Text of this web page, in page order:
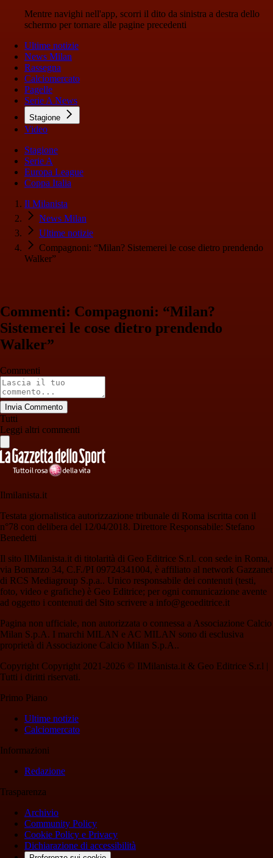
Mentre navighi nell'app, scorri il dito da sinistra a destra dello
schermo per tornare alle pagine precedenti
Ultime notizie
News Milan
Rassegna
Calciomercato
Pagelle
Serie A News
Stagione
Video
Stagione
Serie A
Europa League
Coppa Italia
Il Milanista
News Milan
Ultime notizie
Compagnoni: “Milan? Sistemerei le cose dietro prendendo
Walker”
Commenti: Compagnoni: “Milan?
Sistemerei le cose dietro prendendo
Walker”
Commenti
Invia Commento
Tutti
Leggi altri commenti
Ilmilanista.it
Testata giornalistica autorizzazione tribunale di Roma iscritta con il
n°78 con delibera del 12/04/2018. Direttore Responsabile: Stefano
Benedetti
Il sito IlMilanista.it di titolarità di Geo Editrice S.r.l. con sede in Roma,
via Bomarzo 34, C.F./PI 09724341004, è affiliato al network Gazzanet
di RCS Mediagroup S.p.a.. Unico responsabile dei contenuti (testi,
foto, video e grafiche) è Geo Editrice; per ogni comunicazione avente
ad oggetto i contenuti del Sito scrivere a info@geoeditrice.it
Pagina non ufficiale, non autorizzata o connessa a Associazione Calcio
Milan S.p.A. I marchi MILAN e AC MILAN sono di esclusiva
proprietà di Associazione Calcio Milan S.p.A..
Copyright Copyright 2021-2026 © IlMilanista.it & Geo Editrice S.r.l |
Tutti i diritti riservati.
Primo Piano
Ultime notizie
Calciomercato
Informazioni
Redazione
Trasparenza
Archivio
Community Policy
Cookie Policy e Privacy
Dichiarazione di accessibilità